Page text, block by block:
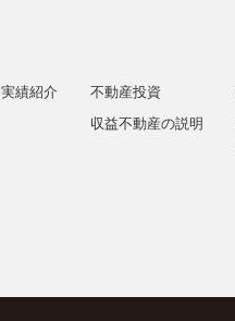
実績紹介
不動産投資
収益不動産の説明